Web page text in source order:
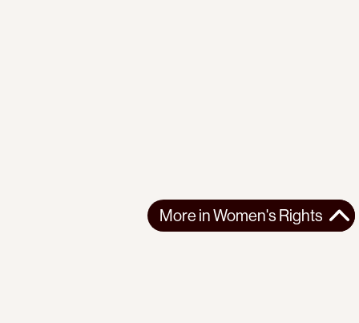
More inWomen's Rights